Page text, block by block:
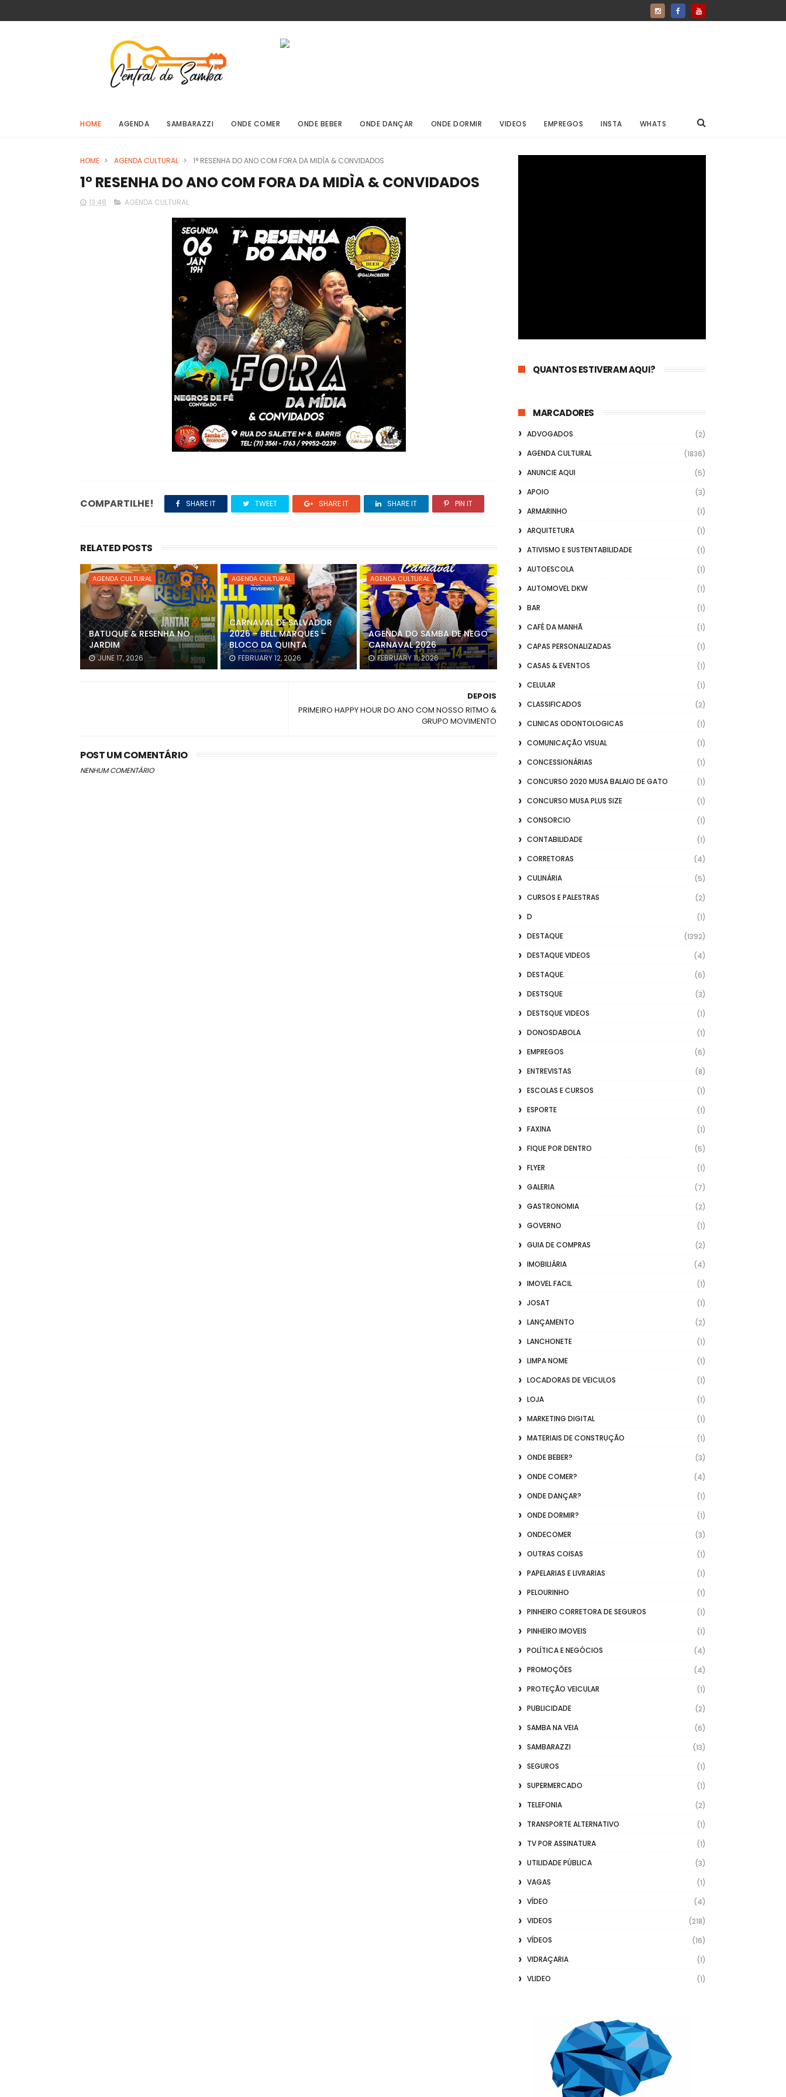
HOME AGENDA SAMBARAZZI ONDE COMER ONDE BEBER ONDE DANÇAR ONDE DORMIR VIDEOS EMPREGOS INSTA WHATS
HOME > AGENDA CULTURAL > 1° RESENHA DO ANO COM FORA DA MIDÌA & CONVIDADOS
1° RESENHA DO ANO COM FORA DA MIDÌA & CONVIDADOS
13:48 AGENDA CULTURAL
COMPARTILHE! SHARE IT TWEET SHARE IT SHARE IT PIN IT
RELATED POSTS
AGENDA CULTURAL
BATUQUE & RESENHA NO
JARDIM
JUNE 17, 2026
AGENDA CULTURAL
CARNAVAL DE SALVADOR
2026 – BELL MARQUES –
BLOCO DA QUINTA
FEBRUARY 12, 2026
AGENDA CULTURAL
AGENDA DO SAMBA DE NEGO
CARNAVAL 2026
FEBRUARY 11, 2026
DEPOIS
PRIMEIRO HAPPY HOUR DO ANO COM NOSSO RITMO &
GRUPO MOVIMENTO
POST UM COMENTÁRIO
NENHUM COMENTÁRIO
QUANTOS ESTIVERAM AQUI?
MARCADORES
ADVOGADOS
(2)
AGENDA CULTURAL
(1836)
ANUNCIE AQUI
(5)
APOIO
(3)
ARMARINHO
(1)
ARQUITETURA
(1)
ATIVISMO E SUSTENTABILIDADE
(1)
AUTOESCOLA
(1)
AUTOMOVEL DKW
(1)
BAR
(1)
CAFÉ DA MANHÃ
(1)
CAPAS PERSONALIZADAS
(1)
CASAS & EVENTOS
(1)
CELULAR
(1)
CLASSIFICADOS
(2)
CLINICAS ODONTOLOGICAS
(1)
COMUNICAÇÃO VISUAL
(1)
CONCESSIONÁRIAS
(1)
CONCURSO 2020 MUSA BALAIO DE GATO
(1)
CONCURSO MUSA PLUS SIZE
(1)
CONSORCIO
(1)
CONTABILIDADE
(1)
CORRETORAS
(4)
CULINÁRIA
(5)
CURSOS E PALESTRAS
(2)
D
(1)
DESTAQUE
(1392)
DESTAQUE VIDEOS
(4)
DESTAQUE.
(6)
DESTSQUE
(3)
DESTSQUE VIDEOS
(1)
DONOSDABOLA
(1)
EMPREGOS
(6)
ENTREVISTAS
(8)
ESCOLAS E CURSOS
(1)
ESPORTE
(1)
FAXINA
(1)
FIQUE POR DENTRO
(5)
FLYER
(1)
GALERIA
(7)
GASTRONOMIA
(2)
GOVERNO
(1)
GUIA DE COMPRAS
(2)
IMOBILIÁRIA
(4)
IMOVEL FACIL
(1)
JOSAT
(1)
LANÇAMENTO
(2)
LANCHONETE
(1)
LIMPA NOME
(1)
LOCADORAS DE VEICULOS
(1)
LOJA
(1)
MARKETING DIGITAL
(1)
MATERIAIS DE CONSTRUÇÃO
(1)
ONDE BEBER?
(3)
ONDE COMER?
(4)
ONDE DANÇAR?
(1)
ONDE DORMIR?
(1)
ONDECOMER
(3)
OUTRAS COISAS
(1)
PAPELARIAS E LIVRARIAS
(1)
PELOURINHO
(1)
PINHEIRO CORRETORA DE SEGUROS
(1)
PINHEIRO IMOVEIS
(1)
POLÍTICA E NEGÓCIOS
(4)
PROMOÇÕES
(4)
PROTEÇÃO VEICULAR
(1)
PUBLICIDADE
(2)
SAMBA NA VEIA
(6)
SAMBARAZZI
(13)
SEGUROS
(1)
SUPERMERCADO
(1)
TELEFONIA
(2)
TRANSPORTE ALTERNATIVO
(1)
TV POR ASSINATURA
(1)
UTILIDADE PÚBLICA
(3)
VAGAS
(1)
VÍDEO
(4)
VIDEOS
(218)
VÍDEOS
(16)
VIDRAÇARIA
(1)
VLIDEO
(1)